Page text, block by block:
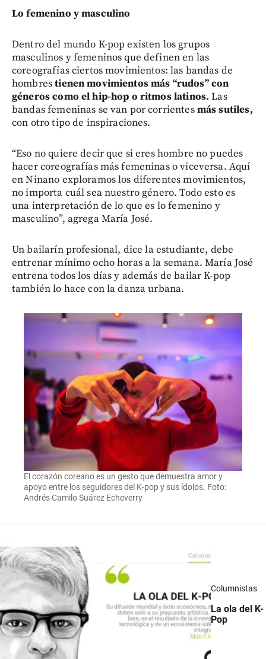
Lo femenino y masculino
Dentro del mundo K-pop existen los grupos
masculinos y femeninos que definen en las
coreografías ciertos movimientos: las bandas de
hombrestienen movimientos más “rudos” con
géneros como el hip-hop o ritmos latinos. Las
bandas femeninas se van por corrientesmás sutiles,
con otro tipo de inspiraciones.
“Eso no quiere decir que si eres hombre no puedes
hacer coreografías más femeninas o viceversa. Aquí
en Ninano exploramos los diferentes movimientos,
no importa cuál sea nuestro género. Todo esto es
una interpretación de lo que es lo femenino y
masculino”, agrega María José.
Un bailarín profesional, dice la estudiante, debe
entrenar mínimo ocho horas a la semana. María José
entrena todos los días y además de bailar K-pop
también lo hace con la danza urbana.
El corazón coreano es un gesto que demuestra amor y
apoyo entre los seguidores del K-pop y sus ídolos. Foto:
Andrés Camilo Suárez Echeverry
Columnistas
La ola del K-
Pop